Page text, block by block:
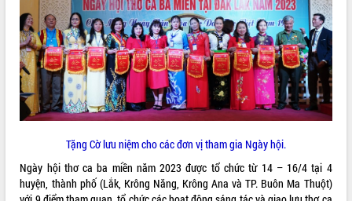
ĐIỂM TIN VĂN BẢN
QUY HOẠCH - KẾ HOẠCH
Tặng Cờ lưu niệm cho các đơn vị tham gia Ngày hội.
Ngày hội thơ ca ba miền năm 2023 được tổ chức từ 14 – 16/4 tại 4
huyện, thành phố (Lắk, Krông Năng, Krông Ana và TP. Buôn Ma Thuột)